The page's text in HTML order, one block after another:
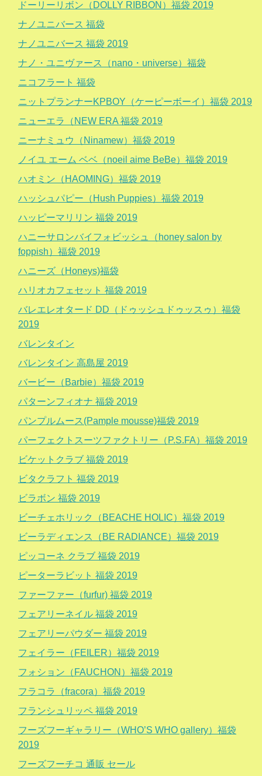
ドーリーリボン（DOLLY RIBBON）福袋 2019
ナノユニバース 福袋
ナノユニバース 福袋 2019
ナノ・ユニヴァース（nano・universe）福袋
ニコフラート 福袋
ニットプランナーKPBOY（ケーピーボーイ）福袋 2019
ニューエラ（NEW ERA 福袋 2019
ニーナミュウ（Ninamew）福袋 2019
ノイユ エーム ベベ（noeil aime BeBe）福袋 2019
ハオミン（HAOMING）福袋 2019
ハッシュパピー（Hush Puppies）福袋 2019
ハッピーマリリン 福袋 2019
ハニーサロンバイフォビッシュ（honey salon by
foppish）福袋 2019
ハニーズ（Honeys)福袋
ハリオカフェセット 福袋 2019
バレエレオタード DD（ドゥッシュドゥッスゥ）福袋
2019
バレンタイン
バレンタイン 高島屋 2019
バービー（Barbie）福袋 2019
パターンフィオナ 福袋 2019
パンプルムース(Pample mousse)福袋 2019
パーフェクトスーツファクトリー（P.S.FA）福袋 2019
ビケットクラブ 福袋 2019
ビタクラフト 福袋 2019
ビラボン 福袋 2019
ビーチェホリック（BEACHE HOLIC）福袋 2019
ビーラディエンス（BE RADIANCE）福袋 2019
ピッコーネ クラブ 福袋 2019
ピーターラビット 福袋 2019
ファーファー（furfur) 福袋 2019
フェアリーネイル 福袋 2019
フェアリーパウダー 福袋 2019
フェイラー（FEILER）福袋 2019
フォション（FAUCHON）福袋 2019
フラコラ（fracora）福袋 2019
フランシュリッペ 福袋 2019
フーズフーギャラリー（WHO’S WHO gallery）福袋
2019
フーズフーチコ 通販 セール